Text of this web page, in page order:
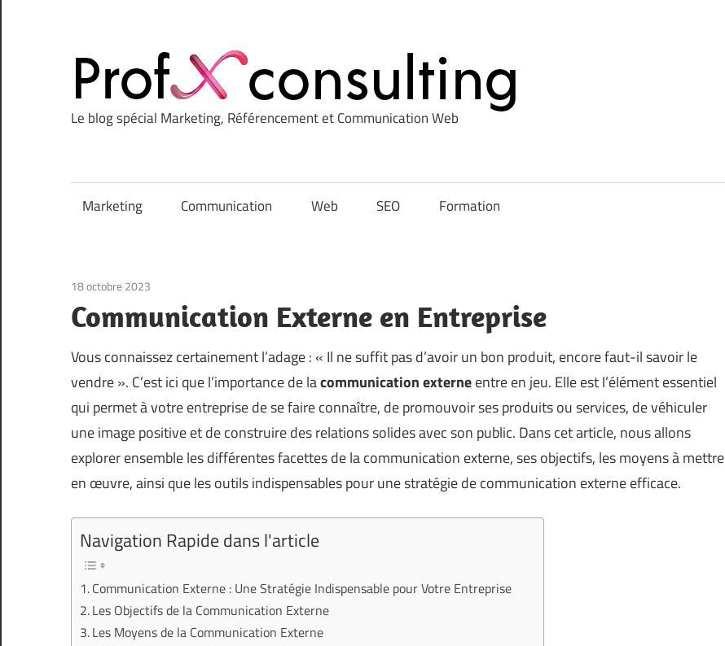
Le blog spécial Marketing, Référencement et Communication Web
Marketing Communication Web SEO Formation
18 octobre 2023
Communication Externe en Entreprise
Vous connaissez certainement l’adage : « Il ne suffit pas d’avoir un bon produit, encore faut-il savoir le
vendre ». C’est ici que l’importance de lacommunication externeentre en jeu. Elle est l’élément essentiel
qui permet à votre entreprise de se faire connaître, de promouvoir ses produits ou services, de véhiculer
une image positive et de construire des relations solides avec son public. Dans cet article, nous allons
explorer ensemble les différentes facettes de la communication externe, ses objectifs, les moyens à mettre
en œuvre, ainsi que les outils indispensables pour une stratégie de communication externe efficace.
Navigation Rapide dans l'article
Communication Externe : Une Stratégie Indispensable pour Votre Entreprise
Les Objectifs de la Communication Externe
Les Moyens de la Communication Externe